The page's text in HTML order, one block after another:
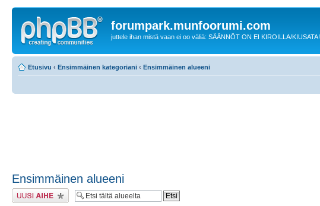
forumpark.munfoorumi.com
juttele ihan mistä vaan ei oo väliä: SÄÄNNÖT ON EI KIROILLA/KIUSATA!
Etusivu ‹ Ensimmäinen kategoriani ‹ Ensimmäinen alueeni
Ensimmäinen alueeni
Lähetä uusi viesti